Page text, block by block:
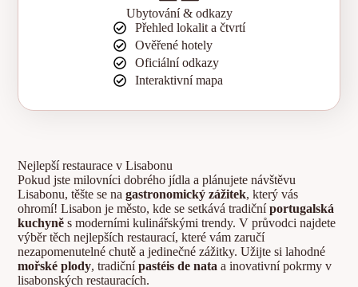
Ubytování & odkazy
Přehled lokalit a čtvrtí
Ověřené hotely
Oficiální odkazy
Interaktivní mapa
Nejlepší restaurace v Lisabonu
Pokud jste milovníci dobrého jídla a plánujete návštěvu
Lisabonu, těšte se nagastronomický zážitek, který vás
ohromí! Lisabon je město, kde se setkává tradičníportugalská
kuchyně s moderními kulinářskými trendy. V průvodci najdete
výběr těch nejlepších restaurací, které vám zaručí
nezapomenutelné chutě a jedinečné zážitky. Užijte si lahodné
mořské plody, tradičnípastéis de nata a inovativní pokrmy v
lisabonských restauracích.